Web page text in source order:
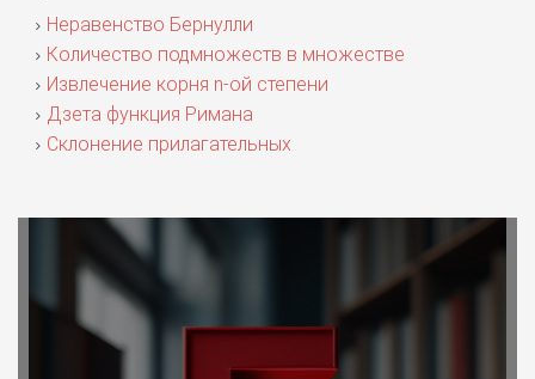
Неравенство Бернулли
Количество подмножеств в множестве
Извлечение корня n-ой степени
Дзета функция Римана
Склонение прилагательных